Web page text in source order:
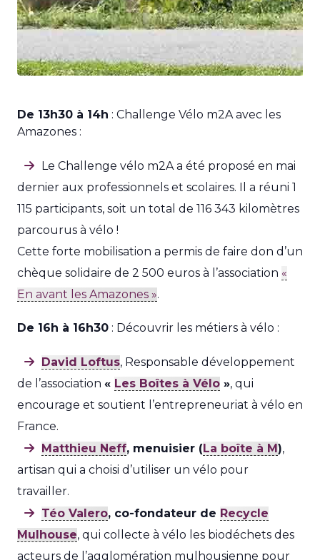
De 13h30 à 14h : Challenge Vélo m2A avec les
Amazones :
Le Challenge vélo m2A a été proposé en mai
dernier aux professionnels et scolaires. Il a réuni 1
115 participants, soit un total de 116 343 kilomètres
parcourus à vélo !
Cette forte mobilisation a permis de faire don d’un
chèque solidaire de 2 500 euros à l’association «
En avant les Amazones ».
De 16h à 16h30 : Découvrir les métiers à vélo :
David Loftus, Responsable développement
de l’association « Les Boîtes à Vélo », qui
encourage et soutient l’entrepreneuriat à vélo en
France.
Matthieu Neff, menuisier (La boîte à M),
artisan qui a choisi d’utiliser un vélo pour
travailler.
Téo Valero, co-fondateur de Recycle
Mulhouse, qui collecte à vélo les biodéchets des
acteurs de l’agglomération mulhousienne pour